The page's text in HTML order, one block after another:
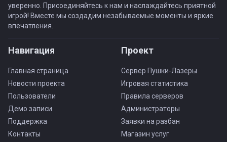
уверенно. Присоединяйтесь к нам и наслаждайтесь приятной
игрой! Вместе мы создадим незабываемые моменты и яркие
впечатления.
Навигация
Главная страница
Новости проекта
Пользователи
Демо записи
Поддержка
Контакты
Проект
Сервер Пушки-Лазеры
Игровая статистика
Правила серверов
Администраторы
Заявки на разбан
Магазин услуг